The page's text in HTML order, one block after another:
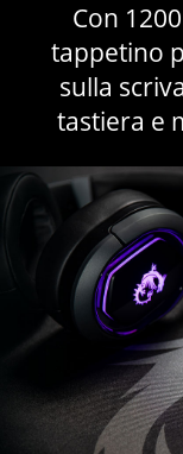
Con
tappetino
sulla
tastiera e